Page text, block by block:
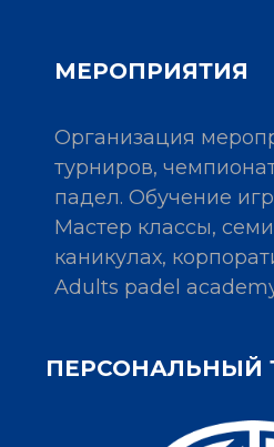
МЕРОПРИЯТИЯ
Организация
турниров,
падел. Обучение
Мастер классы,
каникулах,
Adults padel
ПЕРСОНАЛЬНЫЙ